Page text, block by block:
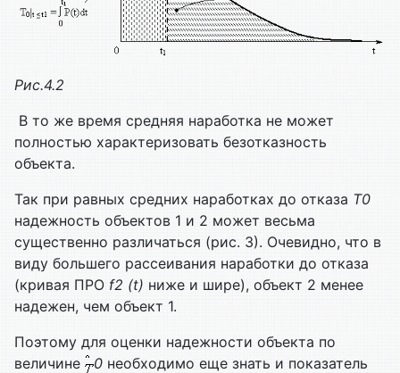
Рис.4.2
В то же время средняя наработка не может
полностью характеризовать безотказность
объекта.
Так при равных средних наработках до отказа T0
надежность объектов 1 и 2 может весьма
существенно различаться (рис. 3). Очевидно, что в
виду большего рассеивания наработки до отказа
(кривая ПРО f2 (t) ниже и шире), объект 2 менее
надежен, чем объект 1.
Поэтому для оценки надежности объекта по
величине
0 необходимо еще знать и показатель